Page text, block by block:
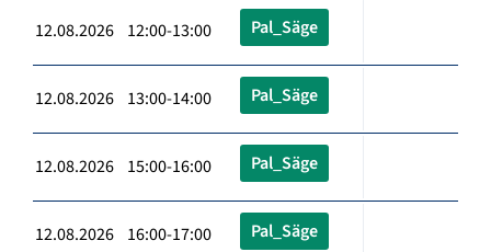
12.08.2026 12:00-13:00 Pal_Säge
12.08.2026 13:00-14:00 Pal_Säge
12.08.2026 15:00-16:00 Pal_Säge
12.08.2026 16:00-17:00 Pal_Säge